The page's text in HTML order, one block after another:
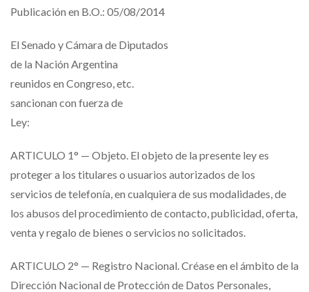
Publicación en B.O.: 05/08/2014
El Senado y Cámara de Diputados
de la Nación Argentina
reunidos en Congreso, etc.
sancionan con fuerza de
Ley:
ARTICULO 1° — Objeto. El objeto de la presente ley es
proteger a los titulares o usuarios autorizados de los
servicios de telefonía, en cualquiera de sus modalidades, de
los abusos del procedimiento de contacto, publicidad, oferta,
venta y regalo de bienes o servicios no solicitados.
ARTICULO 2° — Registro Nacional. Créase en el ámbito de la
Dirección Nacional de Protección de Datos Personales,